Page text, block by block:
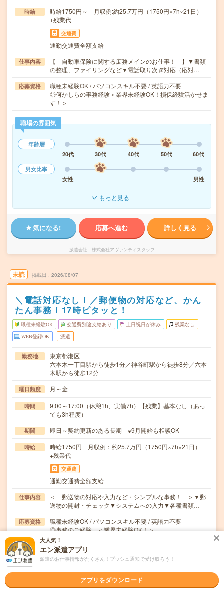
時給
時給1750円～ 月収例:約25.7万円（1750円×7h×21日）
+残業代
交通費
通勤交通費全額支給
仕事内容
【 自動車保険に関する庶務メインのお仕事！ 】▼書類
の整理、ファイリングなど▼電話取り次ぎ対応（応対…
応募資格
職種未経験OK / パソコンスキル不要 / 英語力不要
◎何かしらの事務経験＜業界未経験OK！損保経験活かせま
す！＞
職場の雰囲気
年齢層
20代
30代 40代 50代
60代
男女比率
女性
男性
もっと見る
気になる! 応募へ進む 詳しく見る
派遣会社 株式会社アヴァンティスタッフ
未読 掲載日 2026/08/07
＼電話対応なし！／郵便物の対応など、かん
たん事務！17時ピタッと！
職種未経験OK 交通費別途支給あり 土日祝日が休み 残業なし
WEB登録OK 派遣
勤務地
東京都港区
六本木一丁目駅から徒歩1分／神谷町駅から徒歩8分／六本
木駅から徒歩12分
曜日頻度 月～金
時間
9:00～17:00（休憩1h、実働7h）【残業】基本なし（あっ
ても3h程度）
期間 即日～契約更新のある長期 ※9月開始も相談OK
時給
時給1750円 月収例：約25.7万円（1750円×7h×21日）
+残業代
交通費
通勤交通費全額支給
仕事内容
＜ 郵送物の対応や入力など・シンプルな事務！ ＞▼郵
送物の開封・チェック▼システムへの入力▼各種書類…
応募資格
職種未経験OK / パソコンスキル不要 / 英語力不要
◎事務のご経験 ＜業界未経験OK！＞
職場の雰囲気
男女比率
大人気！
エン派遣アプリ
派遣のお仕事情報がたくさん！プッシュ通知で受け取ろう！
アプリをダウンロード